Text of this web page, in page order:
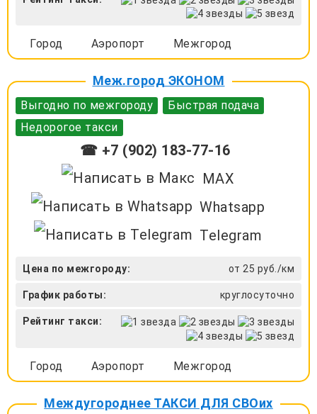
Город Аэропорт Межгород
Меж.город ЭКОНОМ
Выгодно по межгороду
Быстрая подача
Недорогое такси
☎ +7 (902) 183-77-16
MAX
Whatsapp
Telegram
Цена по межгороду: от 25 руб./км
График работы: круглосуточно
Рейтинг такси:
Город Аэропорт Межгород
Междугороднее ТАКСИ ДЛЯ СВОих